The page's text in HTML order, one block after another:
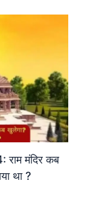
मंदिर कब
था ?